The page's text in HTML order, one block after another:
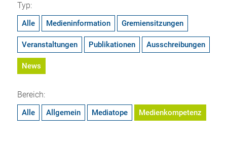
Typ:
Alle Medieninformation Gremiensitzungen
Veranstaltungen Publikationen Ausschreibungen
News
Bereich:
Alle Allgemein Mediatope Medienkompetenz